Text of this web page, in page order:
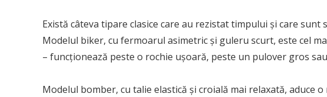
Există câteva tipare clasice care au rezistat timpului și care
Modelul biker, cu fermoarul asimetric și guleru scurt, este cel
– funcționează peste o rochie ușoară, peste un pulover gros
Modelul bomber, cu talie elastică și croială mai relaxată, aduce